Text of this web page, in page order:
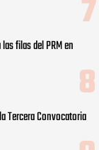
filas del PRM en
Tercera Convocatoria